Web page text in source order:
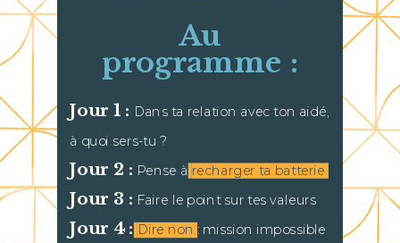
Au
programme :
Jour 1 : Dans ta relation avec ton aidé,
à quoi sers-tu ?
Jour 2 : Pense à recharger ta batterie
Jour 3 : Faire le point sur tes valeurs
Jour 4 : Dire non : mission impossible